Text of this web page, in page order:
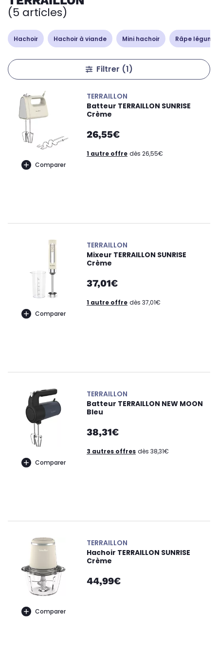
(5 articles)
Hachoir Hachoir à viande Mini hachoir Râpe
Filtrer (1)
Comparer
TERRAILLON
Batteur TERRAILLON SUNRISE
Crème
26,55€
1 autre offre dès 26,55€
Comparer
TERRAILLON
Mixeur TERRAILLON SUNRISE
Crème
37,01€
1 autre offre dès 37,01€
Comparer
TERRAILLON
Batteur TERRAILLON NEW MOON
Bleu
38,31€
3 autres offres dès 38,31€
Comparer
TERRAILLON
Hachoir TERRAILLON SUNRISE
Crème
44,99€